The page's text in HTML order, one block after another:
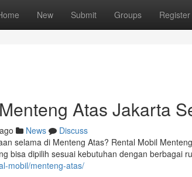
New Submit Groups Register
Atas Jakarta
News
Discuss
selama di Menteng Atas? Rental Mobil
bisa dipilih sesuai kebutuhan dengan berbagai
mobil/menteng-atas/